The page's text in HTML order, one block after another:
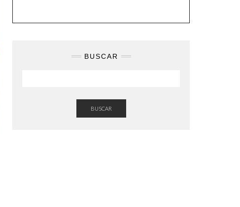
BUSCAR
BUSCAR